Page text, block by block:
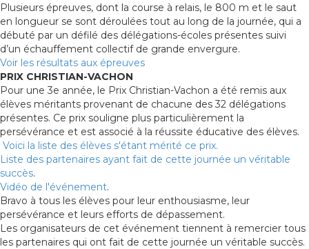
Plusieurs épreuves, dont la course à relais, le 800 m et le saut
en longueur se sont déroulées tout au long de la journée, qui a
débuté par un défilé des délégations-écoles présentes suivi
d’un échauffement collectif de grande envergure.
Voir les résultats aux épreuves
PRIX CHRISTIAN-VACHON
Pour une 3e année, le Prix Christian-Vachon a été remis aux
élèves méritants provenant de chacune des 32 délégations
présentes. Ce prix souligne plus particulièrement la
persévérance et est associé à la réussite éducative des élèves.
Voici la liste des élèves s'étant mérité ce prix.
Liste des partenaires ayant fait de cette journée un véritable
succès.
Vidéo de l'événement.
Bravo à tous les élèves pour leur enthousiasme, leur
persévérance et leurs efforts de dépassement.
Les organisateurs de cet événement tiennent à remercier tous
les partenaires qui ont fait de cette journée un véritable succès.